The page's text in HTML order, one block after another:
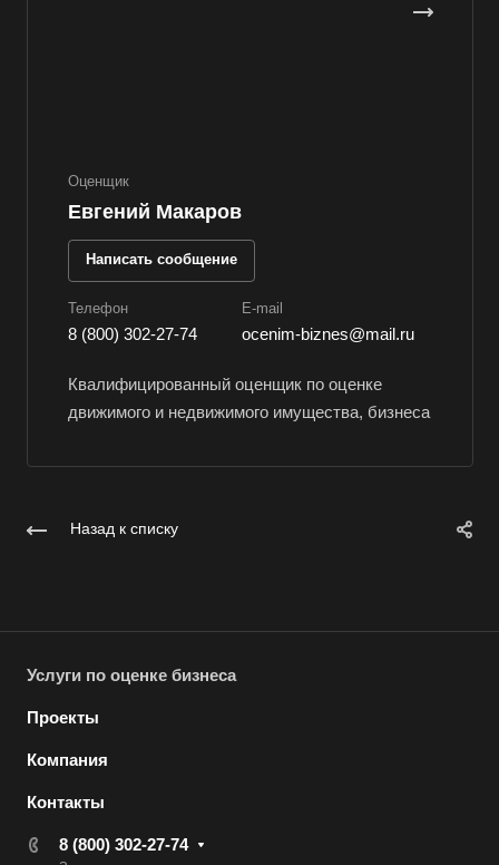
Оценщик
Евгений Макаров
Написать сообщение
Телефон
8 (800) 302-27-74
E-mail
ocenim-biznes@mail.ru
Квалифицированный оценщик по оценке
движимого и недвижимого имущества, бизнеса
Назад к списку
Услуги по оценке бизнеса
Проекты
Компания
Контакты
8 (800) 302-27-74
Владивосток
Владикавказ
Владимир
Волгоград
Волгодонск
Вологда
Воронеж
Воскресенск
Воткинск
Всеволожск